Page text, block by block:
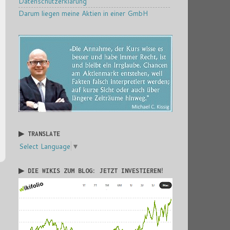
Darum liegen meine Aktien in einer GmbH
▶ TRANSLATE
Select Language ▼
▶ DIE WIKIS ZUM BLOG: JETZT INVESTIEREN!